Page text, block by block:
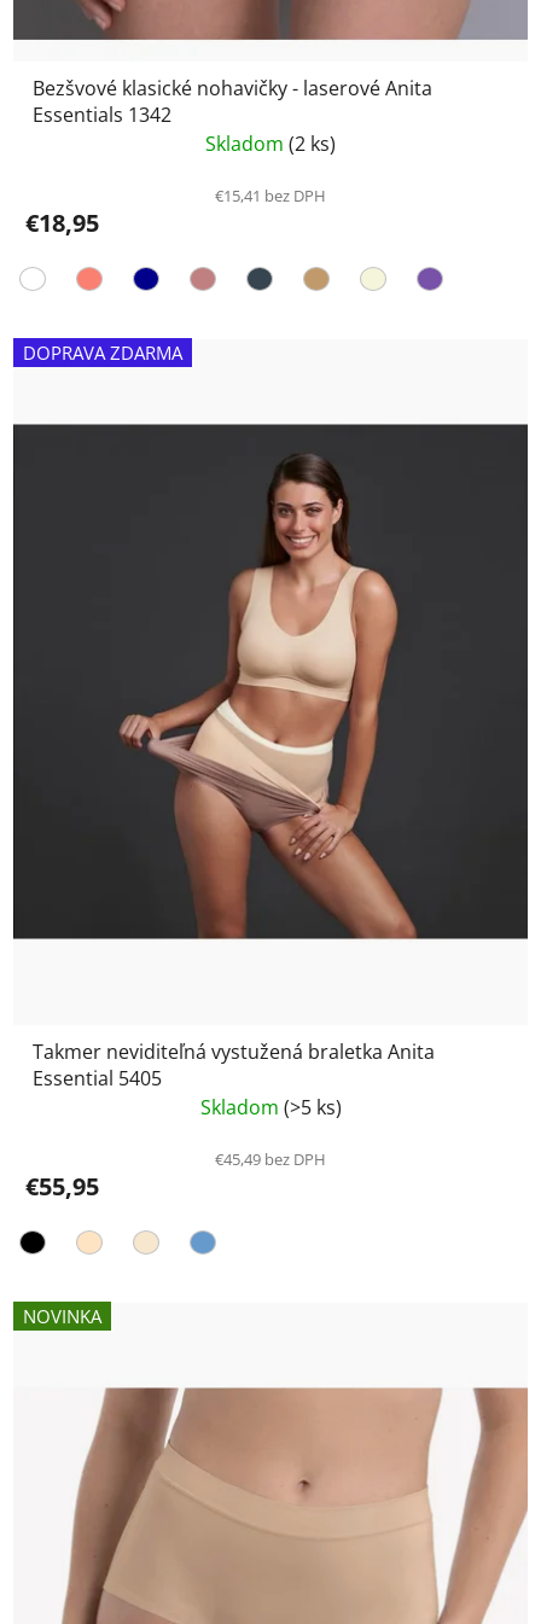
Bezšvové klasické nohavičky - laserové Anita
Essentials 1342
Skladom (2 ks)
€15,41 bez DPH
€18,95
DOPRAVA ZDARMA
Takmer neviditeľná vystužená braletka Anita
Essential 5405
Skladom (>5 ks)
€45,49 bez DPH
€55,95
NOVINKA